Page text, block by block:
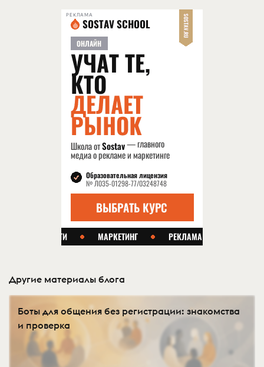
РЕКЛАМА
Другие материалы блога
Боты для общения без регистрации: знакомства
и проверка